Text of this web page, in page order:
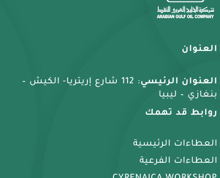
العنوان
العنوان الرئيسي
: 112 شارع إريتريا- الكيش –
بنغازي – ليبيا
روابط قد تهمك
العطاءات الرئيسية
العطاءات الفرعية